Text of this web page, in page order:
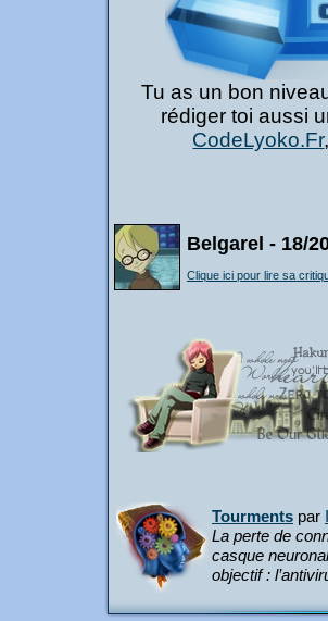
Tu as un bon
rédiger toi aussi
CodeLyoko.Fr
Belgarel - 18/
Clique ici pour lire sa
Tourments par
La perte de
casque
objectif :